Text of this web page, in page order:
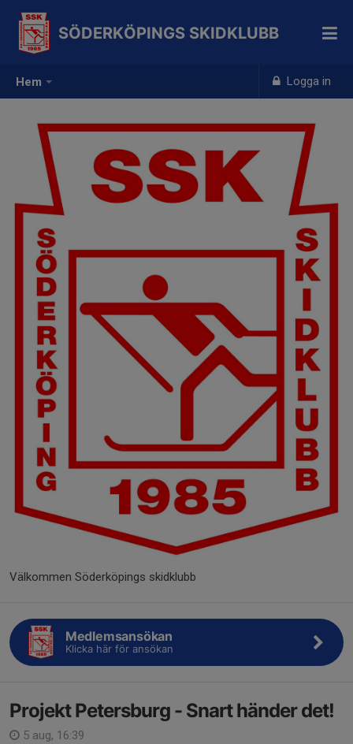
Hem Logga in
SÖDERKÖPINGS SKIDKLUBB
Välkommen Söderköpings skidklubb
Medlemsansökan
Klicka här för ansökan
Projekt Petersburg - Snart händer det!
5 aug, 16:39